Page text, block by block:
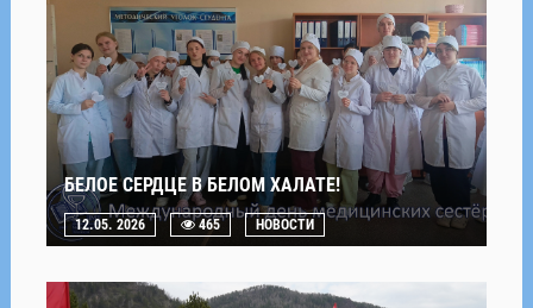
БЕЛОЕ СЕРДЦЕ В БЕЛОМ ХАЛАТЕ!
12.05. 2026 465 НОВОСТИ